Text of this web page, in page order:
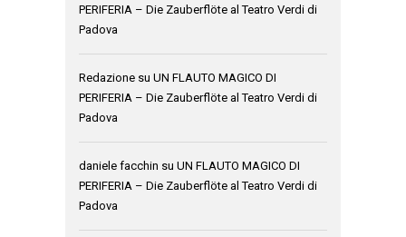
PERIFERIA – Die Zauberflöte al Teatro Verdi di
Padova
Redazione su UN FLAUTO MAGICO DI
PERIFERIA – Die Zauberflöte al Teatro Verdi di
Padova
daniele facchin su UN FLAUTO MAGICO DI
PERIFERIA – Die Zauberflöte al Teatro Verdi di
Padova